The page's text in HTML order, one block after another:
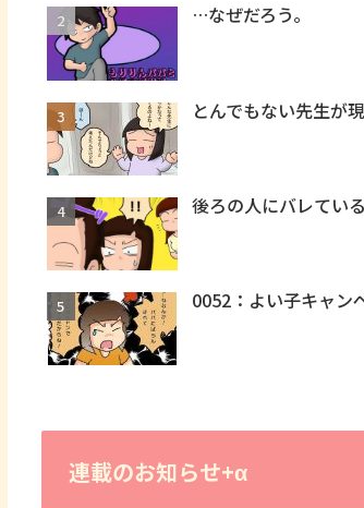
…なぜだろう。
とんでもない先生が現
後ろの人にバレてい
0052：よい子キャン
連載のお知らせ+α